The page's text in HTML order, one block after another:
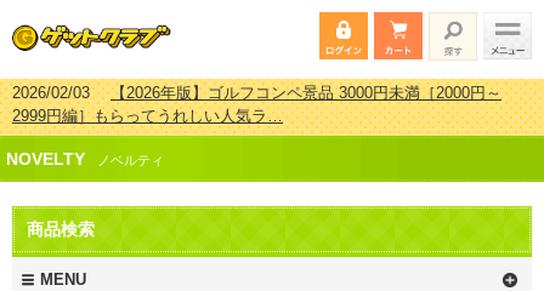
2026/02/03【2026年版】ゴルフコンペ景品 3000円未満［2000円～
2999円編］もらってうれしい人気ラ…
2026/07/15【2026年版】ビンゴゲーム景品おすすめ金額別人気ランキ
ング 更新しました！
2026/04/03【2026年版】ゴルフコンペ景品 3000円未満［2000円～
2999円編］もらってうれしい人気ラ…
2026/02/16
新しました！
NOVELTY ノベルティ
商品検索
MENU